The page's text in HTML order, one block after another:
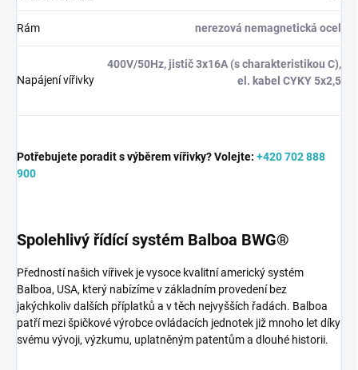
Rám nerezová nemagnetická ocel
Napájení vířivky
400V/50Hz, jistič 3x16A (s charakteristikou C),
el. kabel CYKY 5x2,5
Potřebujete poradit s výběrem vířivky?Volejte: +420 702 888
900
Spolehlivý řídící systém Balboa BWG®
Předností našich vířivek je vysoce kvalitní americký systém
Balboa, USA, který nabízíme v základním provedení bez
jakýchkoliv dalších příplatků a v těch nejvyšších řadách. Balboa
patří mezi špičkové výrobce ovládacích jednotek již mnoho let díky
svému vývoji, výzkumu, uplatněným patentům a dlouhé historii.